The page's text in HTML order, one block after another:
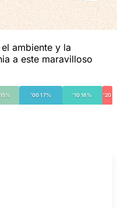
ambiente y la
a este maravilloso
'00 17% '10 16% '20